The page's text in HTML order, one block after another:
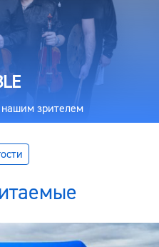
зрителем